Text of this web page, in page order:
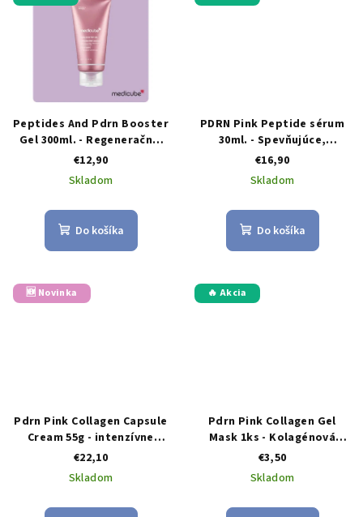
Peptides And Pdrn Booster
Gel 300ml. - Regeneračný,
intensívny, hydratačný gél
€12,90
Skladom
Do košíka
PDRN Pink Peptide sérum
30ml. - Spevňujúce,
hydratačné sérum s
peptidmi
€16,90
Skladom
Do košíka
🆕 Novinka
Pdrn Pink Collagen Capsule
Cream 55g - intenzívne
regeneračný krém s
kolagénovými kapsulam
€22,10
Skladom
🔥 Akcia
Pdrn Pink Collagen Gel
Mask 1ks - Kolagénová
gélová maska
€3,50
Skladom